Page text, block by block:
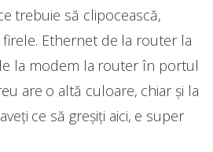
trebuie să clipocească,
Ethernet de la router la
la modem la router în portul
are o altă culoare, chiar și la
ce să greșiți aici, e super